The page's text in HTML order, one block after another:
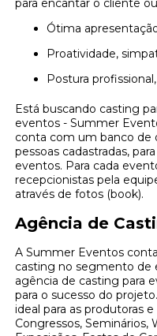
para encantar o cliente
Ótima
Proatividade,
Postura
Está buscando casting
eventos - Summer
conta com um banco de
pessoas cadastradas,
eventos. Para cada
recepcionistas pela
através de fotos (book).
Agência de
A Summer Eventos
casting no segmento de
agência de casting para
para o sucesso do
ideal para as produtoras
Congressos, Seminários,